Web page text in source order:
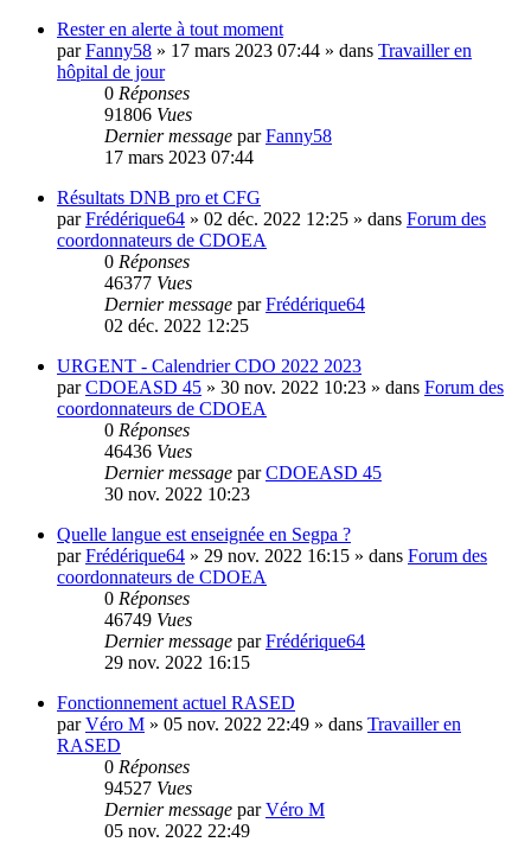
Rester en alerte à tout moment
parFanny58 » 17 mars 2023 07:44 » dans Travailler en
hôpital de jour
0 Réponses
91806 Vues
Dernier message parFanny58
17 mars 2023 07:44
Résultats DNB pro et CFG
parFrédérique64 » 02 déc. 2022 12:25 » dans Forum des
coordonnateurs de CDOEA
0 Réponses
46377 Vues
Dernier message parFrédérique64
02 déc. 2022 12:25
URGENT - Calendrier CDO 2022 2023
parCDOEASD 45 » 30 nov. 2022 10:23 » dans Forum des
coordonnateurs de CDOEA
0 Réponses
46436 Vues
Dernier message parCDOEASD 45
30 nov. 2022 10:23
Quelle langue est enseignée en Segpa ?
parFrédérique64 » 29 nov. 2022 16:15 » dans Forum des
coordonnateurs de CDOEA
0 Réponses
46749 Vues
Dernier message parFrédérique64
29 nov. 2022 16:15
Fonctionnement actuel RASED
parVéro M » 05 nov. 2022 22:49 » dans Travailler en
RASED
0 Réponses
94527 Vues
Dernier message parVéro M
05 nov. 2022 22:49